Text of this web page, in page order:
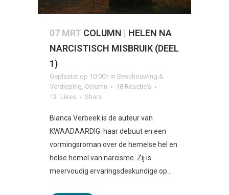
07 MRT COLUMN | HELEN NA
NARCISTISCH MISBRUIK (DEEL
1)
Geplaatst op 10:00h in Beschouwing &
Verdieping, Column
18 Reactie's
12 Likes Share
Bianca Verbeek is de auteur van
KWAADAARDIG: haar debuut en een
vormingsroman over de hemelse hel en
helse hemel van narcisme. Zij is
meervoudig ervaringsdeskundige op...